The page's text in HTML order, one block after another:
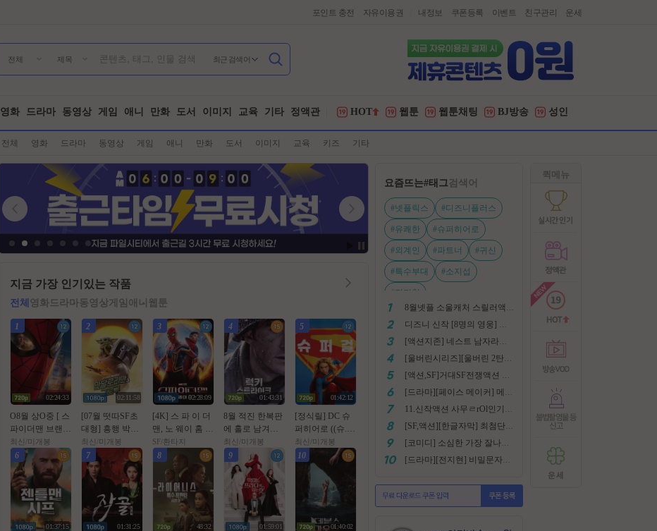
포인트 충전 자유이용권 내정보 쿠폰등록 이벤트 친구관리 운세
퀵메뉴
전체 제목 최근 검색어
영화 드라마 동영상 게임 애니 만화 도서 이미지 교육 기타 정액관 HOT 웹툰 웹툰채팅 BJ방송 성인
전체 영화 드라마 동영상 게임 애니 만화 도서 이미지 교육 키즈 기타
지금 가장 인기있는 작품
전체 영화드라마동영상게임 애니 웹툰
1
02:24:33
O8월 상O중 [ 스
파이더맨 브랜뉴
데이 ] 톰홀랜드
- CAM 버전. 공
식자막
최신/미개봉
2
02:11:58
[07월 떳따SF초
대형] 흥행 박스1
위 [초대형SF대
작영화] [스워즈]
1080공식자막
최신/미개봉
3
02:28:09
[4K] 스 파 이 더
맨, 노 웨이 홈 (2
021년 작품)
SF/환타지
4
01:43:31
8월 적진 한복판
에 홀로 남겨진
미군 병사 [ 럭키
스트라Ol크 ] 108
0p 5.1 완벽자막
최신/미개봉
5
01:42:12
[정식릴] DC 슈
퍼히어로 ((슈.
퍼.걸)) 1080p 5.1
공식자막
최신/미개봉
6
01:37:15
7
01:31:25
8
48:32
9
01:59:01
10
01:40:02
요즘뜨는#태그검색어
#넷플릭스 #디즈니플러스
#유쾌한 #슈퍼히어로
#외계인 #파트너 #귀신
#특수부대 #소지섭
#전지현
[울버린시리즈][울버린 2탄] 더 울버린 확장판 완벽자막
[SF,액션][한글자막] 최첨단 미래특수부대 초대박 안봄후회함~ 진짜잼있어요 스샷 꼭보세요 1080